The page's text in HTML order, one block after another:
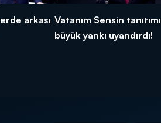
arkası Vatanım Sensin tanıtımı
büyük yankı uyandırdı!